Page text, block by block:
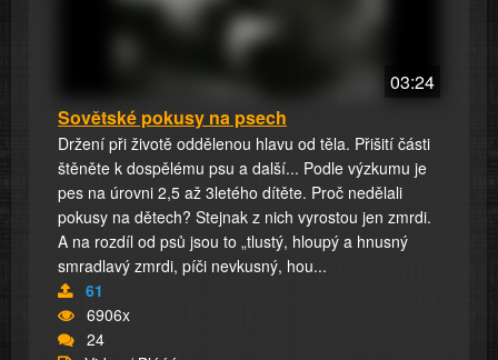
03:24
Sovětské pokusy na psech
Držení při životě oddělenou hlavu od těla. Přišití části
štěněte k dospělému psu a další... Podle výzkumu je
pes na úrovni 2,5 až 3letého dítěte. Proč nedělali
pokusy na dětech? Stejnak z nich vyrostou jen zmrdi.
A na rozdíl od psů jsou to „tlustý, hloupý a hnusný
smradlavý zmrdi, píči nevkusný, hou...
61
6906x
24